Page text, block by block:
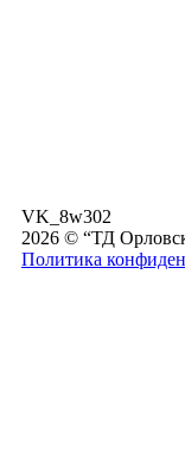
VK_8w302
2026 © “ТД
Политика